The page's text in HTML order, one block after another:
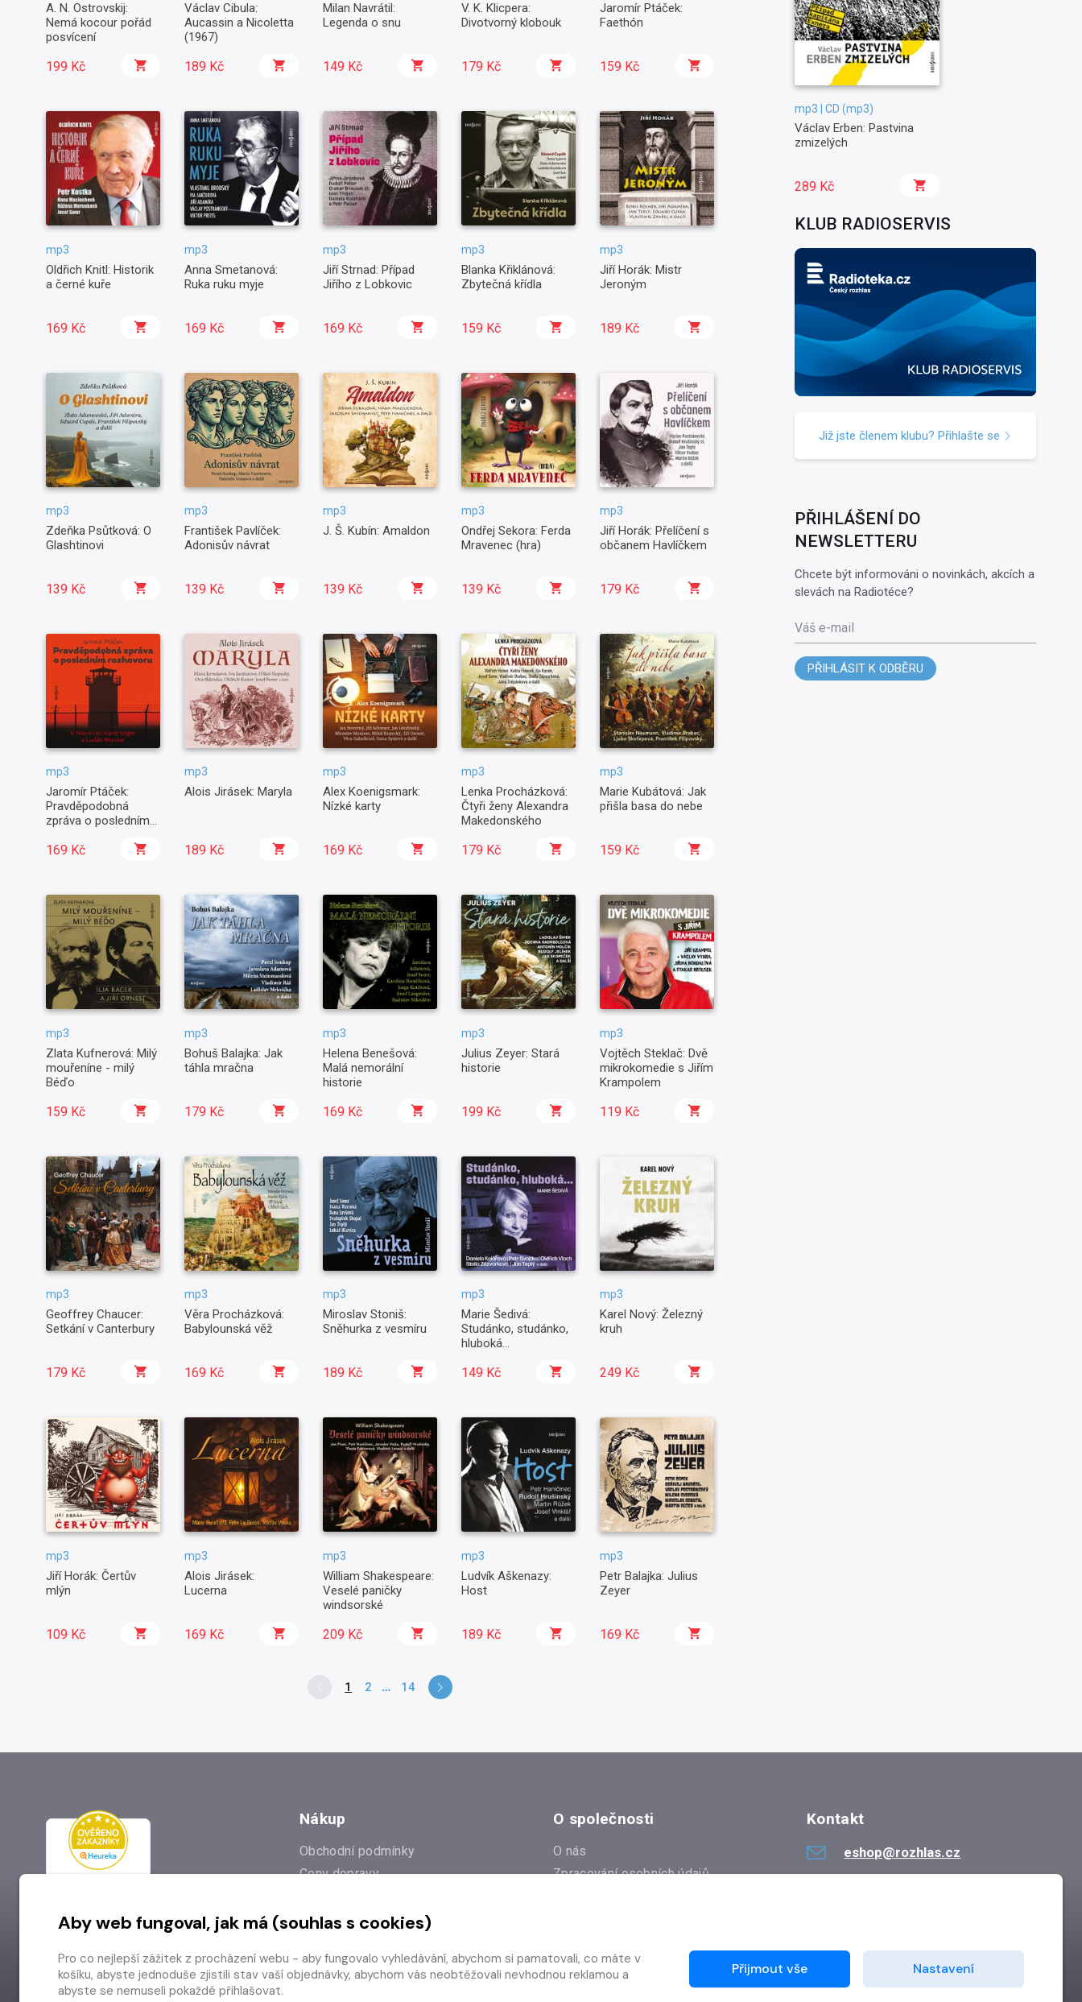
A. N. Ostrovskij:
Nemá kocour pořád
posvícení
199 Kč
Václav Cibula:
Aucassin a Nicoletta
(1967)
189 Kč
Milan Navrátil:
Legenda o snu
149 Kč
V. K. Klicpera:
Divotvorný klobouk
179 Kč
Jaromír Ptáček:
Faethón
159 Kč
mp3
Oldřich Knitl: Historik
a černé kuře
169 Kč
mp3
Anna Smetanová:
Ruka ruku myje
169 Kč
mp3
Jiří Strnad: Případ
Jiřího z Lobkovic
169 Kč
mp3
Blanka Křiklánová:
Zbytečná křídla
159 Kč
mp3
Jiří Horák: Mistr
Jeroným
189 Kč
mp3
Zdeňka Psůtková: O
Glashtinovi
139 Kč
mp3
František Pavlíček:
Adonisův návrat
139 Kč
mp3
J. Š. Kubín: Amaldon
139 Kč
mp3
Ondřej Sekora: Ferda
Mravenec (hra)
139 Kč
mp3
Jiří Horák: Přelíčení s
občanem Havlíčkem
179 Kč
mp3
Jaromír Ptáček:
Pravděpodobná
zpráva o posledním
169 Kč
mp3
Alois Jirásek: Maryla
189 Kč
mp3
Alex Koenigsmark:
Nízké karty
169 Kč
mp3
Lenka Procházková:
Čtyři ženy Alexandra
Makedonského
179 Kč
mp3
Marie Kubátová: Jak
přišla basa do nebe
159 Kč
mp3
Zlata Kufnerová: Milý
mouřeníne - milý
Béďo
159 Kč
mp3
Bohuš Balajka: Jak
táhla mračna
179 Kč
mp3
Helena Benešová:
Malá nemorální
historie
169 Kč
mp3
Julius Zeyer: Stará
historie
199 Kč
mp3
Vojtěch Steklač: Dvě
mikrokomedie s Jiřím
Krampolem
119 Kč
mp3
Geoffrey Chaucer:
Setkání v Canterbury
179 Kč
mp3
Věra Procházková:
Babylounská věž
169 Kč
mp3
Miroslav Stoniš:
Sněhurka z vesmíru
189 Kč
mp3
Marie Šedivá:
Studánko, studánko,
hluboká...
149 Kč
mp3
Karel Nový: Železný
kruh
249 Kč
mp3
Jiří Horák: Čertův
mlýn
109 Kč
mp3
Alois Jirásek:
Lucerna
169 Kč
mp3
William Shakespeare:
Veselé paničky
windsorské
209 Kč
mp3
Ludvík Aškenazy:
Host
189 Kč
mp3
Petr Balajka: Julius
Zeyer
169 Kč
1 2 14
mp3 | CD (mp3)
Václav Erben: Pastvina
zmizelých
289 Kč
KLUB RADIOSERVIS
Již jste členem klubu? Přihlašte se
PŘIHLÁŠENÍ DO
NEWSLETTERU
Chcete být informováni o novinkách, akcích a
slevách na Radiotéce?
Váš e-mail
PŘIHLÁSIT K ODBĚRU
Nákup
Obchodní podmínky
Ceny dopravy
Prodejna
Odstoupení od smlouvy
O společnosti
O nás
Zpracování osobních údajů
Kontakt
eshop@rozhlas.cz
Aby web fungoval, jak má (souhlas s cookies)
Pro co nejlepší zážitek z procházení webu - aby fungovalo vyhledávání, abychom si pamatovali, co máte v
košíku, abyste jednoduše zjistili stav vaší objednávky, abychom vás neobtěžovali nevhodnou reklamou a
abyste se nemuseli pokaždé přihlašovat.
Přijmout vše Nastavení